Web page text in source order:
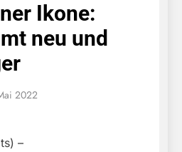
Ikone:
neu und
2022
–